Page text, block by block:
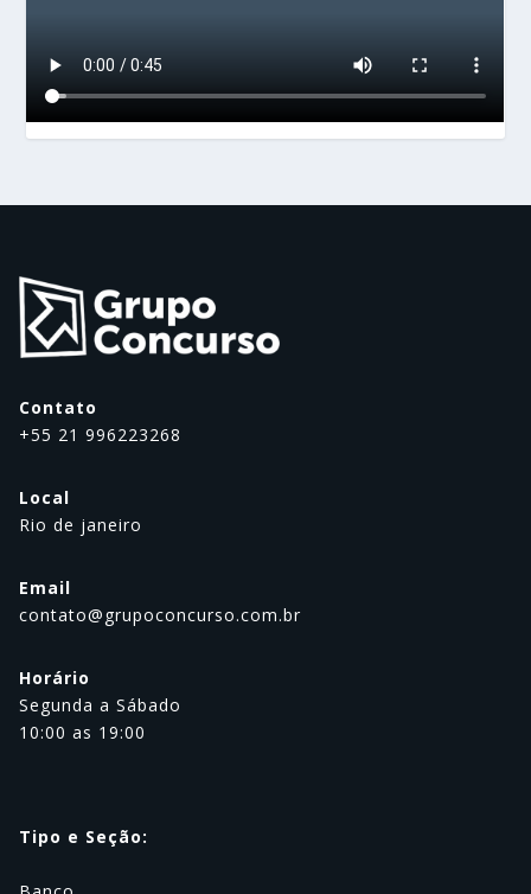
Contato
+55 21 996223268
Local
Rio de janeiro
Email
contato@grupoconcurso.com.br
Horário
Segunda a Sábado
10:00 as 19:00
Tipo e Seção: